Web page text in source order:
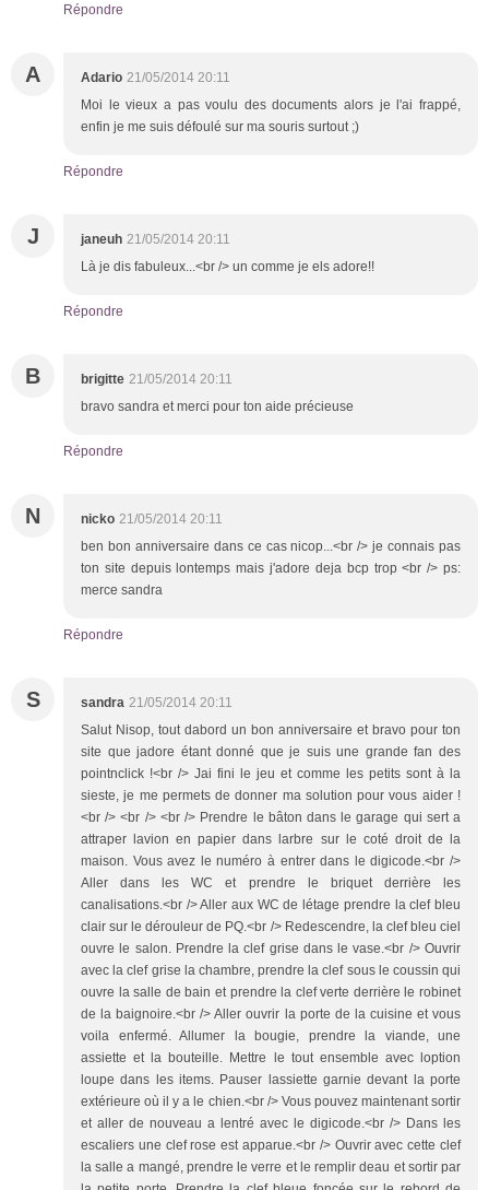
Répondre
A Adario 21/05/2014 20:11
Moi le vieux a pas voulu des documents alors je l'ai frappé,
enfin je me suis défoulé sur ma souris surtout ;)
Répondre
J janeuh 21/05/2014 20:11
Là je dis fabuleux...<br /> un comme je els adore!!
Répondre
B brigitte 21/05/2014 20:11
bravo sandra et merci pour ton aide précieuse
Répondre
N nicko 21/05/2014 20:11
ben bon anniversaire dans ce cas nicop...<br /> je connais pas
ton site depuis lontemps mais j'adore deja bcp trop <br /> ps:
merce sandra
Répondre
S sandra 21/05/2014 20:11
Salut Nisop, tout dabord un bon anniversaire et bravo pour ton
site que jadore étant donné que je suis une grande fan des
pointnclick !<br /> Jai fini le jeu et comme les petits sont à la
sieste, je me permets de donner ma solution pour vous aider !
<br /> <br /> <br /> Prendre le bâton dans le garage qui sert a
attraper lavion en papier dans larbre sur le coté droit de la
maison. Vous avez le numéro à entrer dans le digicode.<br />
Aller dans les WC et prendre le briquet derrière les
canalisations.<br /> Aller aux WC de létage prendre la clef bleu
clair sur le dérouleur de PQ.<br /> Redescendre, la clef bleu ciel
ouvre le salon. Prendre la clef grise dans le vase.<br /> Ouvrir
avec la clef grise la chambre, prendre la clef sous le coussin qui
ouvre la salle de bain et prendre la clef verte derrière le robinet
de la baignoire.<br /> Aller ouvrir la porte de la cuisine et vous
voila enfermé. Allumer la bougie, prendre la viande, une
assiette et la bouteille. Mettre le tout ensemble avec loption
loupe dans les items. Pauser lassiette garnie devant la porte
extérieure où il y a le chien.<br /> Vous pouvez maintenant sortir
et aller de nouveau a lentré avec le digicode.<br /> Dans les
escaliers une clef rose est apparue.<br /> Ouvrir avec cette clef
la salle a mangé, prendre le verre et le remplir deau et sortir par